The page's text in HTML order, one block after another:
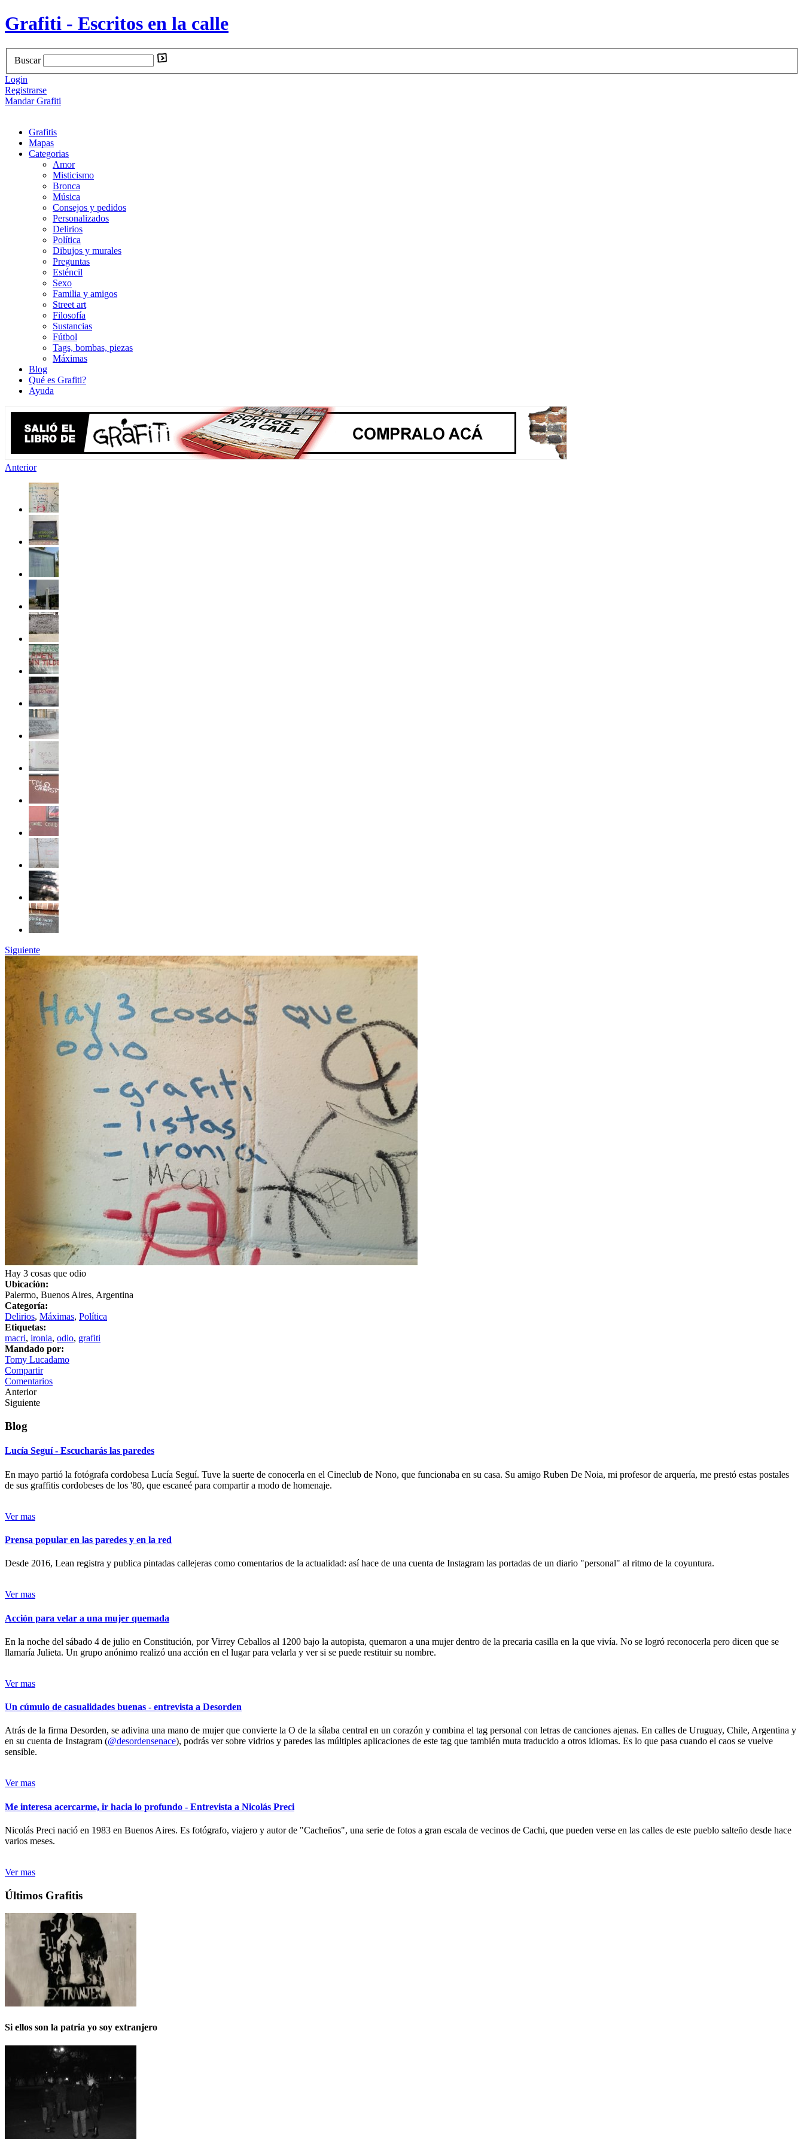
Grafiti - Escritos en la calle
Buscar
Login
Registrarse
Mandar Grafiti
Grafitis
Mapas
Categorias
Amor
Misticismo
Bronca
Música
Consejos y pedidos
Personalizados
Delirios
Política
Dibujos y murales
Preguntas
Esténcil
Sexo
Familia y amigos
Street art
Filosofía
Sustancias
Fútbol
Tags, bombas, piezas
Máximas
Blog
Qué es Grafiti?
Ayuda
Anterior
Siguiente
Hay 3 cosas que odio
Ubicación:
Palermo, Buenos Aires, Argentina
Categoría:
Delirios, Máximas, Política
Etiquetas:
macri, ironia, odio, grafiti
Mandado por:
Tomy Lucadamo
Compartir
Comentarios
Anterior
Siguiente
Blog
Lucía Seguí - Escucharás las paredes
En mayo partió la fotógrafa cordobesa Lucía Seguí. Tuve la suerte de conocerla en el Cineclub de Nono, que funcionaba en su casa. Su amigo Ruben De Noia, mi profesor de arquería, me prestó estas postales
de sus graffitis cordobeses de los '80, que escaneé para compartir a modo de homenaje.
Ver mas
Prensa popular en las paredes y en la red
Desde 2016, Lean registra y publica pintadas callejeras como comentarios de la actualidad: así hace de una cuenta de Instagram las portadas de un diario "personal" al ritmo de la coyuntura.
Ver mas
Acción para velar a una mujer quemada
En la noche del sábado 4 de julio en Constitución, por Virrey Ceballos al 1200 bajo la autopista, quemaron a una mujer dentro de la precaria casilla en la que vivía. No se logró reconocerla pero dicen que se
llamaría Julieta. Un grupo anónimo realizó una acción en el lugar para velarla y ver si se puede restituir su nombre.
Ver mas
Un cúmulo de casualidades buenas - entrevista a Desorden
Atrás de la firma Desorden, se adivina una mano de mujer que convierte la O de la sílaba central en un corazón y combina el tag personal con letras de canciones ajenas. En calles de Uruguay, Chile, Argentina y
en su cuenta de Instagram (@desordensenace), podrás ver sobre vidrios y paredes las múltiples aplicaciones de este tag que también muta traducido a otros idiomas. Es lo que pasa cuando el caos se vuelve
sensible.
Ver mas
Me interesa acercarme, ir hacia lo profundo - Entrevista a Nicolás Preci
Nicolás Preci nació en 1983 en Buenos Aires. Es fotógrafo, viajero y autor de "Cacheños", una serie de fotos a gran escala de vecinos de Cachi, que pueden verse en las calles de este pueblo salteño desde hace
varios meses.
Ver mas
Últimos Grafitis
Si ellos son la patria yo soy extranjero